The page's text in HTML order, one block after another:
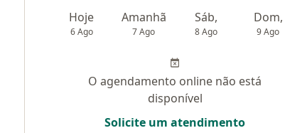
Hoje
6 Ago
Amanhã
7 Ago
Sáb,
8 Ago
Dom,
9 Ago
O agendamento online não está
disponível
Solicite um atendimento